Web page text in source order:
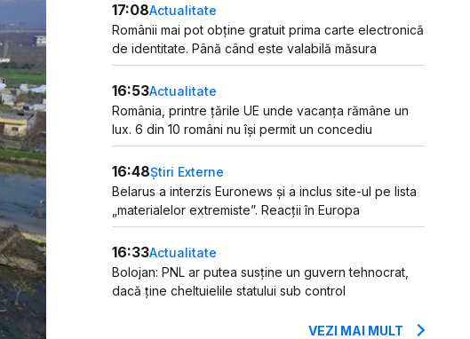
17:08Actualitate
Românii mai pot obține gratuit prima carte electronică
de identitate. Până când este valabilă măsura
16:53Actualitate
România, printre țările UE unde vacanța rămâne un
lux. 6 din 10 români nu își permit un concediu
16:48Știri Externe
Belarus a interzis Euronews și a inclus site-ul pe lista
„materialelor extremiste”. Reacții în Europa
16:33Actualitate
Bolojan: PNL ar putea susține un guvern tehnocrat,
dacă ține cheltuielile statului sub control
VEZI MAI MULT